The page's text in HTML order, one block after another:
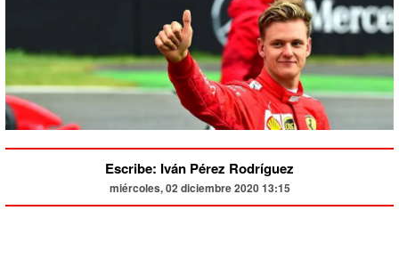
Escribe: Iván Pérez Rodríguez
miércoles, 02 diciembre 2020 13:15